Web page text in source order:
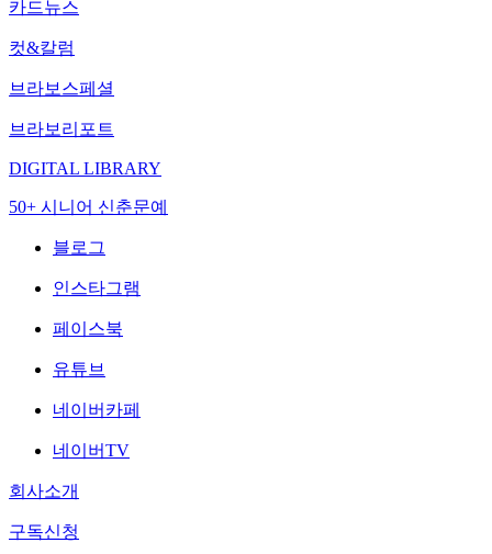
카드뉴스
컷&칼럼
브라보스페셜
브라보리포트
DIGITAL LIBRARY
50+ 시니어 신춘문예
블로그
인스타그램
페이스북
유튜브
네이버카페
네이버TV
회사소개
구독신청